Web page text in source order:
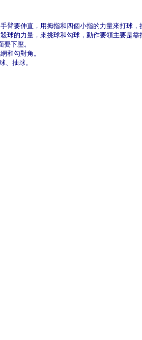
臂要伸直，用拇指和四個小指的力量來打球
球的力量，來挑球和勾球，動作要領主要是
下壓。
和勾對角。
、抽球。